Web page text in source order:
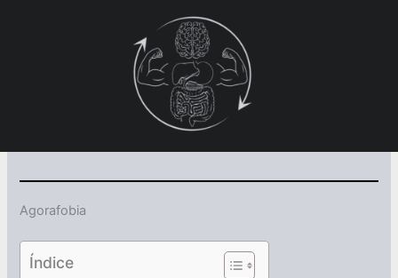
Agorafobia
Índice